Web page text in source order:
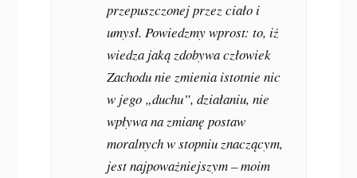
przepuszczonej przez ciało i
umysł. Powiedzmy wprost: to, iż
wiedza jaką zdobywa człowiek
Zachodu nie zmienia istotnie nic
w jego „duchu”, działaniu, nie
wpływa na zmianę postaw
moralnych w stopniu znaczącym,
jest najpoważniejszym – moim